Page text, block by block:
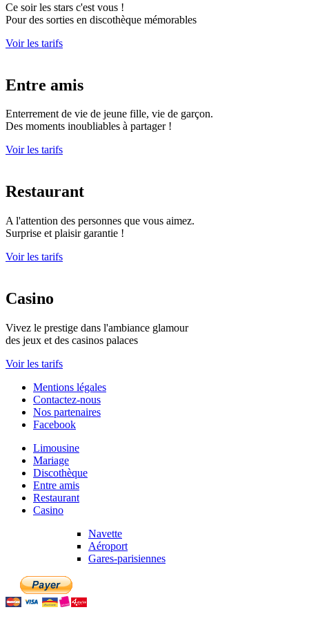
Ce soir les stars c'est vous !
Pour des sorties en discothèque mémorables
Voir les tarifs
Entre amis
Enterrement de vie de jeune fille, vie de garçon.
Des moments inoubliables à partager !
Voir les tarifs
Restaurant
A l'attention des personnes que vous aimez.
Surprise et plaisir garantie !
Voir les tarifs
Casino
Vivez le prestige dans l'ambiance glamour
des jeux et des casinos palaces
Voir les tarifs
Mentions légales
Contactez-nous
Nos partenaires
Facebook
Limousine
Mariage
Discothèque
Entre amis
Restaurant
Casino
Navette
Aéroport
Gares-parisiennes